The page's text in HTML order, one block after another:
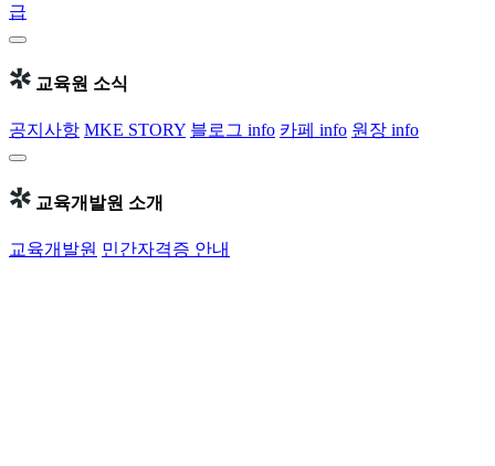
급
교육원 소식
공지사항 MKE STORY 블로그 info 카페 info 원장 info
교육개발원 소개
교육개발원 민간자격증 안내